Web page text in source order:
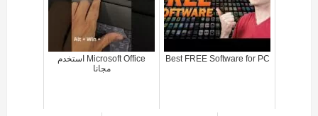
استخدم Microsoft Office
مجانا
Best FREE Software for PC